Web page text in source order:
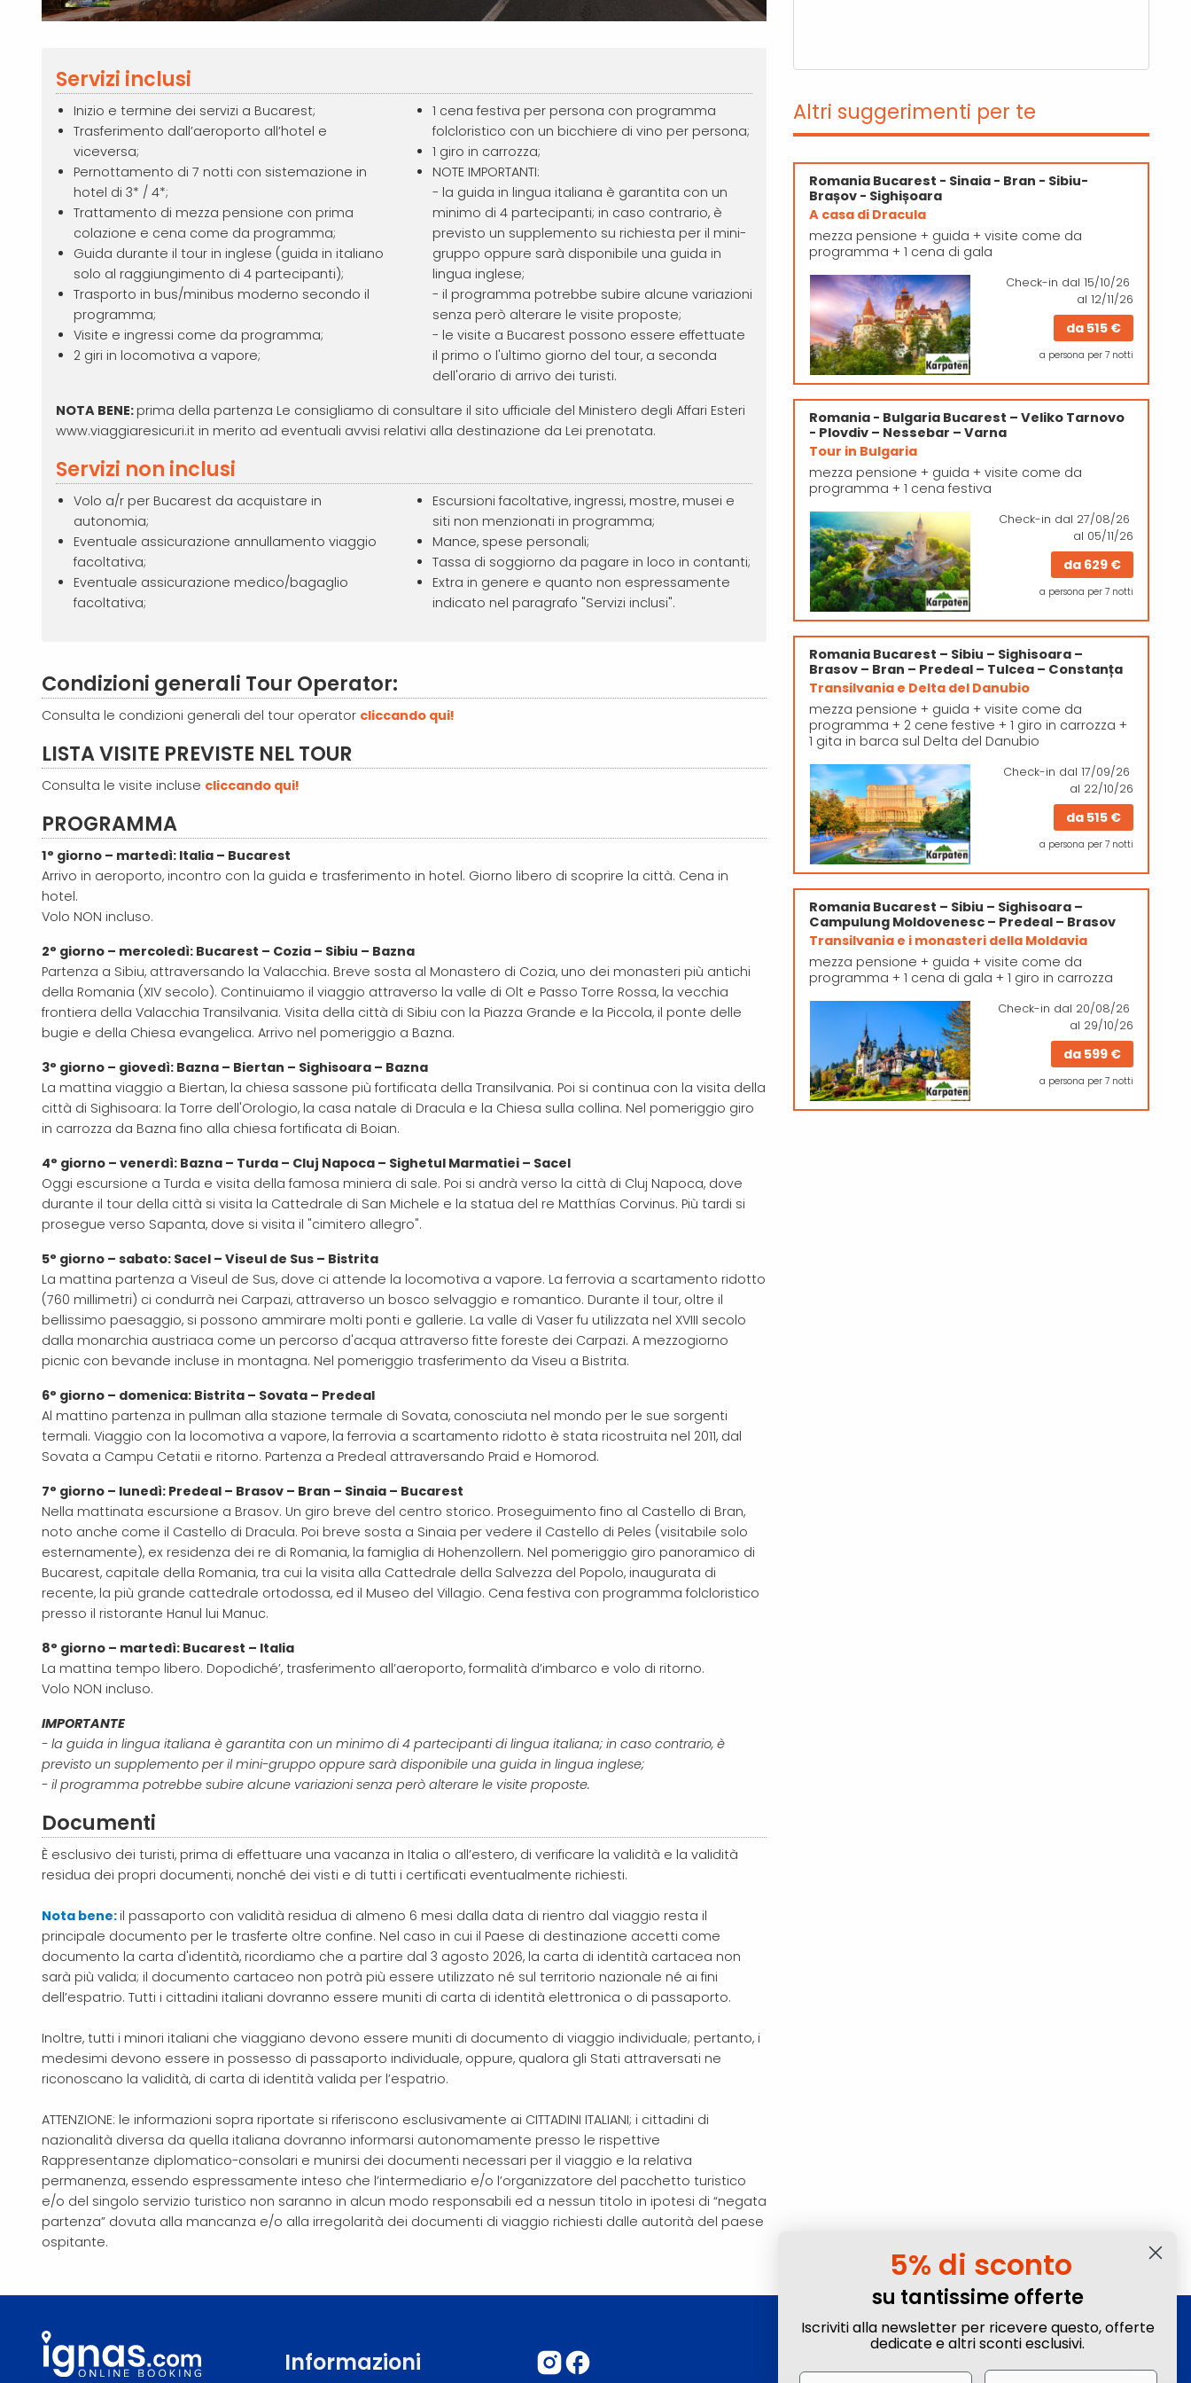
Servizi inclusi
Inizio e termine dei servizi a Bucarest;
Trasferimento dall’aeroporto all’hotel e
viceversa;
Pernottamento di 7 notti con sistemazione in
hotel di 3* / 4*;
Trattamento di mezza pensione con prima
colazione e cena come da programma;
Guida durante il tour in inglese (guida in italiano
solo al raggiungimento di 4 partecipanti);
Trasporto in bus/minibus moderno secondo il
programma;
Visite e ingressi come da programma;
2 giri in locomotiva a vapore;
1 cena festiva per persona con programma
folcloristico con un bicchiere di vino per persona;
1 giro in carrozza;
NOTE IMPORTANTI:
- la guida in lingua italiana è garantita con un
minimo di 4 partecipanti; in caso contrario, è
previsto un supplemento su richiesta per il mini-
gruppo oppure sarà disponibile una guida in
lingua inglese;
- il programma potrebbe subire alcune variazioni
senza però alterare le visite proposte;
- le visite a Bucarest possono essere effettuate
il primo o l'ultimo giorno del tour, a seconda
dell'orario di arrivo dei turisti.
NOTA BENE: prima della partenza Le consigliamo di consultare il sito ufficiale del Ministero degli Affari Esteri
www.viaggiaresicuri.it in merito ad eventuali avvisi relativi alla destinazione da Lei prenotata.
Servizi non inclusi
Volo a/r per Bucarest da acquistare in
autonomia;
Eventuale assicurazione annullamento viaggio
facoltativa;
Eventuale assicurazione medico/bagaglio
facoltativa;
Escursioni facoltative, ingressi, mostre, musei e
siti non menzionati in programma;
Mance, spese personali;
Tassa di soggiorno da pagare in loco in contanti;
Extra in genere e quanto non espressamente
indicato nel paragrafo "Servizi inclusi".
Condizioni generali Tour Operator:
Consulta le condizioni generali del tour operator cliccando qui!
LISTA VISITE PREVISTE NEL TOUR
Consulta le visite incluse cliccando qui!
PROGRAMMA
1° giorno – martedì: Italia – Bucarest
Arrivo in aeroporto, incontro con la guida e trasferimento in hotel. Giorno libero di scoprire la città. Cena in
hotel.
Volo NON incluso.
2° giorno – mercoledì: Bucarest – Cozia – Sibiu – Bazna
Partenza a Sibiu, attraversando la Valacchia. Breve sosta al Monastero di Cozia, uno dei monasteri più antichi
della Romania (XIV secolo). Continuiamo il viaggio attraverso la valle di Olt e Passo Torre Rossa, la vecchia
frontiera della Valacchia Transilvania. Visita della città di Sibiu con la Piazza Grande e la Piccola, il ponte delle
bugie e della Chiesa evangelica. Arrivo nel pomeriggio a Bazna.
3° giorno – giovedì: Bazna – Biertan – Sighisoara – Bazna
La mattina viaggio a Biertan, la chiesa sassone più fortificata della Transilvania. Poi si continua con la visita della
città di Sighisoara: la Torre dell'Orologio, la casa natale di Dracula e la Chiesa sulla collina. Nel pomeriggio giro
in carrozza da Bazna fino alla chiesa fortificata di Boian.
4° giorno – venerdì: Bazna – Turda – Cluj Napoca – Sighetul Marmatiei – Sacel
Oggi escursione a Turda e visita della famosa miniera di sale. Poi si andrà verso la città di Cluj Napoca, dove
durante il tour della città si visita la Cattedrale di San Michele e la statua del re Matthías Corvinus. Più tardi si
prosegue verso Sapanta, dove si visita il "cimitero allegro".
5° giorno – sabato: Sacel – Viseul de Sus – Bistrita
La mattina partenza a Viseul de Sus, dove ci attende la locomotiva a vapore. La ferrovia a scartamento ridotto
(760 millimetri) ci condurrà nei Carpazi, attraverso un bosco selvaggio e romantico. Durante il tour, oltre il
bellissimo paesaggio, si possono ammirare molti ponti e gallerie. La valle di Vaser fu utilizzata nel XVIII secolo
dalla monarchia austriaca come un percorso d'acqua attraverso fitte foreste dei Carpazi. A mezzogiorno
picnic con bevande incluse in montagna. Nel pomeriggio trasferimento da Viseu a Bistrita.
6° giorno – domenica: Bistrita – Sovata – Predeal
Al mattino partenza in pullman alla stazione termale di Sovata, conosciuta nel mondo per le sue sorgenti
termali. Viaggio con la locomotiva a vapore, la ferrovia a scartamento ridotto è stata ricostruita nel 2011, dal
Sovata a Campu Cetatii e ritorno. Partenza a Predeal attraversando Praid e Homorod.
7° giorno – lunedì: Predeal – Brasov – Bran – Sinaia – Bucarest
Nella mattinata escursione a Brasov. Un giro breve del centro storico. Proseguimento fino al Castello di Bran,
noto anche come il Castello di Dracula. Poi breve sosta a Sinaia per vedere il Castello di Peles (visitabile solo
esternamente), ex residenza dei re di Romania, la famiglia di Hohenzollern. Nel pomeriggio giro panoramico di
Bucarest, capitale della Romania, tra cui la visita alla Cattedrale della Salvezza del Popolo, inaugurata di
recente, la più grande cattedrale ortodossa, ed il Museo del Villagio. Cena festiva con programma folcloristico
presso il ristorante Hanul lui Manuc.
8° giorno – martedì: Bucarest – Italia
La mattina tempo libero. Dopodiché’, trasferimento all’aeroporto, formalità d’imbarco e volo di ritorno.
Volo NON incluso.
IMPORTANTE
- la guida in lingua italiana è garantita con un minimo di 4 partecipanti di lingua italiana; in caso contrario, è
previsto un supplemento per il mini-gruppo oppure sarà disponibile una guida in lingua inglese;
- il programma potrebbe subire alcune variazioni senza però alterare le visite proposte.
Documenti
È esclusivo dei turisti, prima di effettuare una vacanza in Italia o all’estero, di verificare la validità e la validità
residua dei propri documenti, nonché dei visti e di tutti i certificati eventualmente richiesti.
Nota bene: il passaporto con validità residua di almeno 6 mesi dalla data di rientro dal viaggio resta il
principale documento per le trasferte oltre confine. Nel caso in cui il Paese di destinazione accetti come
documento la carta d'identità, ricordiamo che a partire dal 3 agosto 2026, la carta di identità cartacea non
sarà più valida; il documento cartaceo non potrà più essere utilizzato né sul territorio nazionale né ai fini
dell’espatrio. Tutti i cittadini italiani dovranno essere muniti di carta di identità elettronica o di passaporto.
Inoltre, tutti i minori italiani che viaggiano devono essere muniti di documento di viaggio individuale; pertanto, i
medesimi devono essere in possesso di passaporto individuale, oppure, qualora gli Stati attraversati ne
riconoscano la validità, di carta di identità valida per l’espatrio.
ATTENZIONE: le informazioni sopra riportate si riferiscono esclusivamente ai CITTADINI ITALIANI; i cittadini di
nazionalità diversa da quella italiana dovranno informarsi autonomamente presso le rispettive
Rappresentanze diplomatico-consolari e munirsi dei documenti necessari per il viaggio e la relativa
permanenza, essendo espressamente inteso che l’intermediario e/o l’organizzatore del pacchetto turistico
e/o del singolo servizio turistico non saranno in alcun modo responsabili ed a nessun titolo in ipotesi di “negata
partenza” dovuta alla mancanza e/o alla irregolarità dei documenti di viaggio richiesti dalle autorità del paese
ospitante.
Altri suggerimenti per te
Romania Bucarest - Sinaia - Bran - Sibiu-
Brașov - Sighișoara
A casa di Dracula
mezza pensione + guida + visite come da
programma + 1 cena di gala
Check-in dal 15/10/26
al 12/11/26
da 515 €
a persona per 7 notti
Romania - Bulgaria Bucarest – Veliko Tarnovo
- Plovdiv – Nessebar – Varna
Tour in Bulgaria
mezza pensione + guida + visite come da
programma + 1 cena festiva
Check-in dal 27/08/26
al 05/11/26
da 629 €
a persona per 7 notti
Romania Bucarest – Sibiu – Sighisoara –
Brasov – Bran – Predeal – Tulcea – Constanța
Transilvania e Delta del Danubio
mezza pensione + guida + visite come da
programma + 2 cene festive + 1 giro in carrozza +
1 gita in barca sul Delta del Danubio
Check-in dal 17/09/26
al 22/10/26
da 515 €
a persona per 7 notti
Romania Bucarest – Sibiu – Sighisoara –
Campulung Moldovenesc – Predeal – Brasov
Transilvania e i monasteri della Moldavia
mezza pensione + guida + visite come da
programma + 1 cena di gala + 1 giro in carrozza
Check-in dal 20/08/26
al 29/10/26
da 599 €
a persona per 7 notti
Informazioni
Iscriviti alla Newsletter
Ottieni sconti e vantaggi esclusivi! Subito un
5% di sconto
su tantissime offerte
Iscriviti alla newsletter per ricevere questo, offerte
dedicate e altri sconti esclusivi.
Name Email